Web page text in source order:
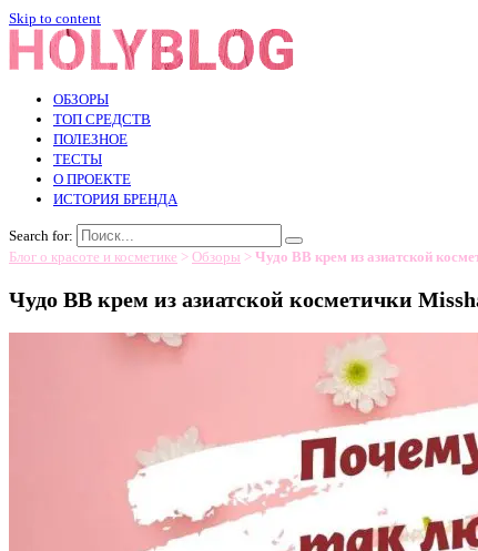
Skip to content
ОБЗОРЫ
ТОП СРЕДСТВ
ПОЛЕЗНОЕ
ТЕСТЫ
О ПРОЕКТЕ
ИСТОРИЯ БРЕНДА
Search for:
Блог о красоте и косметике > Обзоры > Чудо ВВ крем из азиатской
Чудо ВВ крем из азиатской косметички